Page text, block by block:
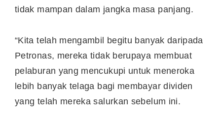
tidak mampan dalam jangka masa panjang.
“Kita telah mengambil begitu banyak daripada
Petronas, mereka tidak berupaya membuat
pelaburan yang mencukupi untuk meneroka
lebih banyak telaga bagi membayar dividen
yang telah mereka salurkan sebelum ini.